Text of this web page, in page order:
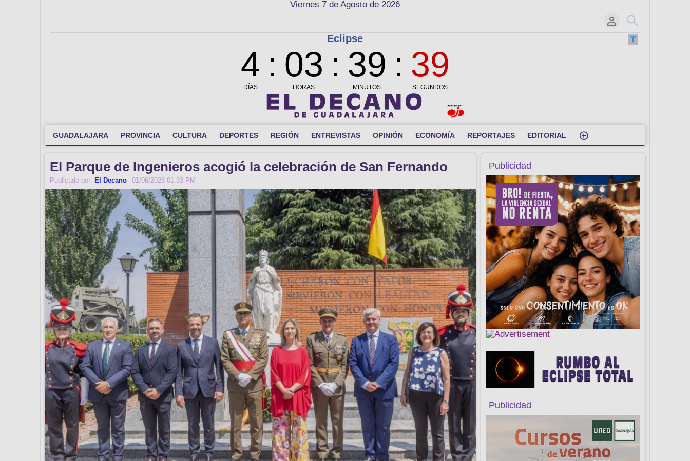
Viernes 7 de Agosto de 2026
GUADALAJARA PROVINCIA CULTURA DEPORTES REGIÓN ENTREVISTAS OPINIÓN ECONOMÍA REPORTAJES EDITORIAL
El Parque de Ingenieros acogió la celebración de San Fernando
Publicado por: El Decano 01/06/2026 01:33 PM
Publicidad
Publicidad